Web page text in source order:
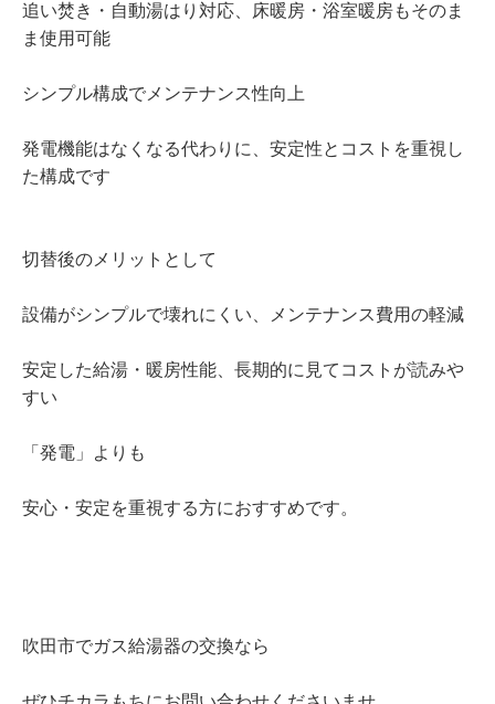
追い焚き・自動湯はり対応、床暖房・浴室暖房もそのま
ま使用可能
シンプル構成でメンテナンス性向上
発電機能はなくなる代わりに、安定性とコストを重視し
た構成です
切替後のメリットとして
設備がシンプルで壊れにくい、メンテナンス費用の軽減
安定した給湯・暖房性能、長期的に見てコストが読みや
すい
「発電」よりも
安心・安定を重視する方におすすめです。
吹田市でガス給湯器の交換なら